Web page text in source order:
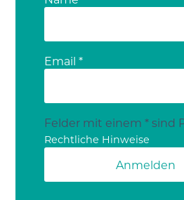
Email *
Felder mit einem * sind
Rechtliche Hinweise